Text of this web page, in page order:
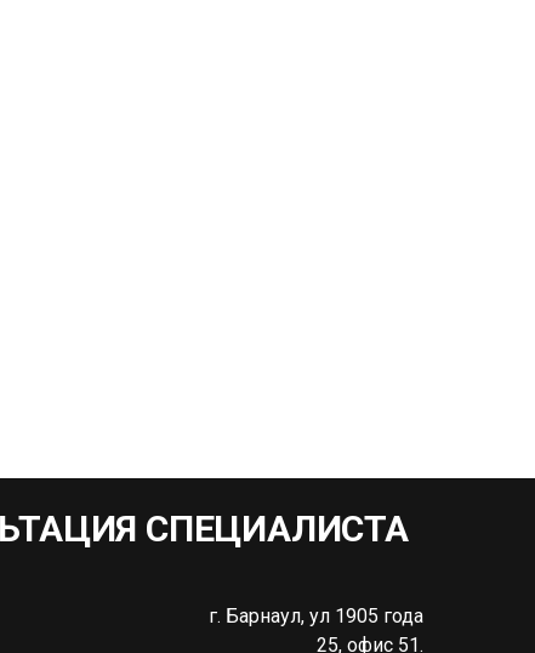
СПЕЦИАЛИСТА
г. Барнаул, ул 1905 года
25, офис 51.